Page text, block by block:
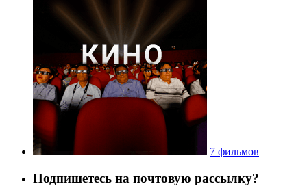
7 фильмов
Подпишетесь на почтовую рассылку?